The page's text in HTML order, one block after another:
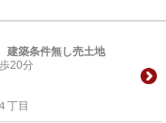
築条件無し売土地
20分
４丁目